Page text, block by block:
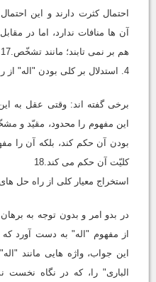
احتمال کثرت دارند و این
آن ها منافات ندارد، اما در
هم بر نمی تابند؛ مانند تشخّص.17
4. استدلال بر کلی بودن "اله" از راه ارسال معنا
برخی گفته اند: وقتی عقل به
این مفهوم را محدود، مقیّد و
بودن آن حکم کند، بلکه آن را
کلیّت آن حکم می کند.18
استخراج معیار کلی از راه حل
در بدو امر و بدون توجه به
از مفهوم "اله" به دست آورد
این جواب، واژه هایی مانند
الباری" را، که در نگاه